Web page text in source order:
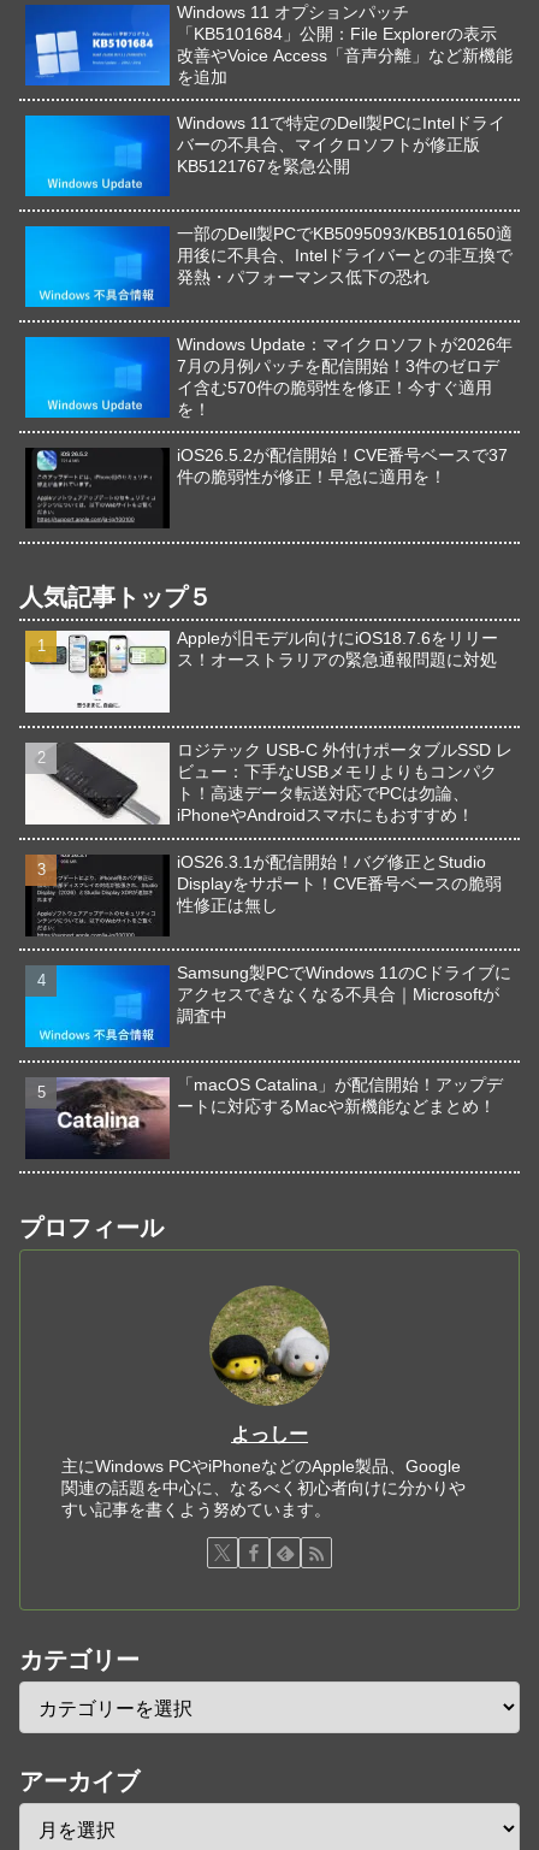
Windows 11 オプションパッチ
「KB5101684」公開：File Explorerの表示
改善やVoice Access「音声分離」など新機能
を追加
Windows 11で特定のDell製PCにIntelドライ
バーの不具合、マイクロソフトが修正版
KB5121767を緊急公開
一部のDell製PCでKB5095093/KB5101650適
用後に不具合、Intelドライバーとの非互換で
発熱・パフォーマンス低下の恐れ
Windows Update：マイクロソフトが2026年
7月の月例パッチを配信開始！3件のゼロデ
イ含む570件の脆弱性を修正！今すぐ適用
を！
iOS26.5.2が配信開始！CVE番号ベースで37
件の脆弱性が修正！早急に適用を！
人気記事トップ５
Appleが旧モデル向けにiOS18.7.6をリリー
ス！オーストラリアの緊急通報問題に対処
ロジテック USB-C 外付けポータブルSSD レ
ビュー：下手なUSBメモリよりもコンパク
ト！高速データ転送対応でPCは勿論、
iPhoneやAndroidスマホにもおすすめ！
iOS26.3.1が配信開始！バグ修正とStudio
Displayをサポート！CVE番号ベースの脆弱
性修正は無し
Samsung製PCでWindows 11のCドライブに
アクセスできなくなる不具合｜Microsoftが
調査中
「macOS Catalina」が配信開始！アップデ
ートに対応するMacや新機能などまとめ！
プロフィール
よっしー
主にWindows PCやiPhoneなどのApple製品、Google
関連の話題を中心に、なるべく初心者向けに分かりや
すい記事を書くよう努めています。
カテゴリー
アーカイブ